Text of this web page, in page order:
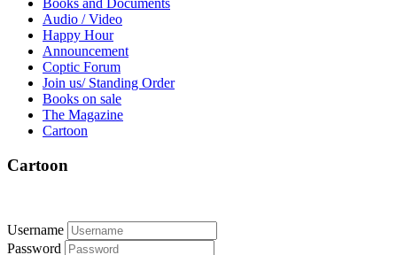
Audio / Video
Happy Hour
Announcement
Coptic Forum
Join us/ Standing Order
Books on sale
The Magazine
Cartoon
Cartoon
Username
Password